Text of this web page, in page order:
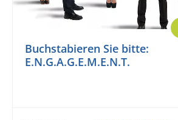
Buchstabieren Sie bitte:
E.N.G.A.G.E.M.E.N.T.